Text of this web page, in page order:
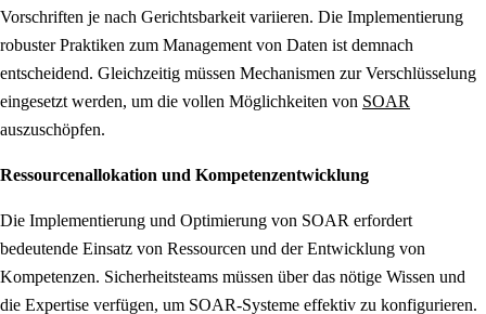
Vorschriften je nach Gerichtsbarkeit variieren. Die Implementierung
robuster Praktiken zum Management von Daten ist demnach
entscheidend. Gleichzeitig müssen Mechanismen zur Verschlüsselung
eingesetzt werden, um die vollen Möglichkeiten von SOAR
auszuschöpfen.
Ressourcenallokation und Kompetenzentwicklung
Die Implementierung und Optimierung von SOAR erfordert
bedeutende Einsatz von Ressourcen und der Entwicklung von
Kompetenzen. Sicherheitsteams müssen über das nötige Wissen und
die Expertise verfügen, um SOAR-Systeme effektiv zu konfigurieren.